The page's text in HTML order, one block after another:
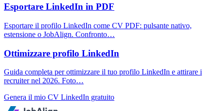
Esportare LinkedIn in PDF
Esportare il profilo LinkedIn come CV PDF: pulsante nativo,
estensione o JobAlign. Confronto…
Ottimizzare profilo LinkedIn
Guida completa per ottimizzare il tuo profilo LinkedIn e attirare i
recruiter nel 2026. Foto…
Genera il mio CV LinkedIn gratuito